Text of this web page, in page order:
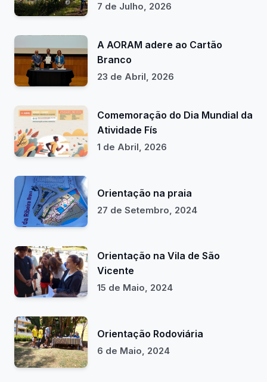
7 de Julho, 2026
A AORAM adere ao Cartão
Branco
23 de Abril, 2026
Comemoração do Dia Mundial da
Atividade Fís
1 de Abril, 2026
Orientação na praia
27 de Setembro, 2024
Orientação na Vila de São
Vicente
15 de Maio, 2024
Orientação Rodoviária
6 de Maio, 2024